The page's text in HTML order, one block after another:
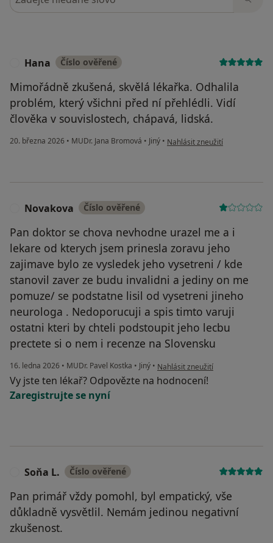
Hana Číslo ověřené
Mimořádně zkušená, skvělá lékařka. Odhalila
problém, který všichni před ní přehlédli. Vidí
člověka v souvislostech, chápavá, lidská.
20. března 2026 • MUDr. Jana Bromová • Jiný • podle názoru uživatele Hana
Nahlásit zneužití
Novakova Číslo ověřené
Pan doktor se chova nevhodne urazel me a i
lekare od kterych jsem prinesla zoravu jeho
zajimave bylo ze vysledek jeho vysetreni / kde
stanovil zaver ze budu invalidni a jediny on me
pomuze/ se podstatne lisil od vysetreni jineho
neurologa . Nedoporucuji a spis timto varuji
ostatni kteri by chteli podstoupit jeho lecbu
prectete si o nem i recenze na Slovensku
16. ledna 2026 • MUDr. Pavel Kostka • Jiný • podle názoru uživatele Novakova
Nahlásit zneužití
Vy jste ten lékař? Odpovězte na hodnocení!
Zaregistrujte se nyní
Soňa L. Číslo ověřené
Pan primář vždy pomohl, byl empatický, vše
důkladně vysvětlil. Nemám jedinou negativní
zkušenost.